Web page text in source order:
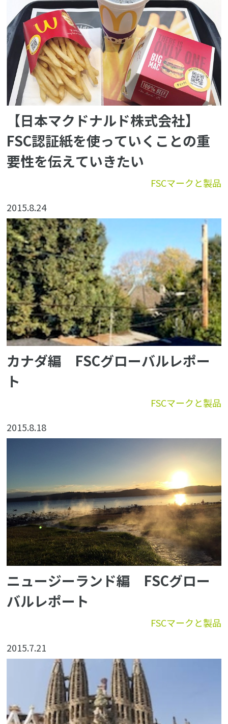
FSCマークと製品
【日本マクドナルド株式会社】
FSC認証紙を使っていくことの重
要性を伝えていきたい
2015.8.24
FSCマークと製品
カナダ編 FSCグローバルレポー
ト
2015.8.18
FSCマークと製品
ニュージーランド編 FSCグロー
バルレポート
2015.7.21